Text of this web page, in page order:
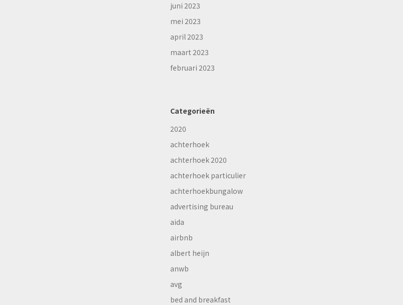
juni 2023
mei 2023
april 2023
maart 2023
februari 2023
Categorieën
2020
achterhoek
achterhoek 2020
achterhoek particulier
achterhoekbungalow
advertising bureau
aida
airbnb
albert heijn
anwb
avg
bed and breakfast